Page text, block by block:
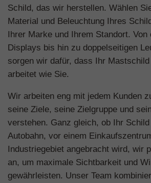
Schild, das wir herstellen. Wählen
Material und Beleuchtung Ihres
Ihrer Marke und Ihrem Standort. Von
Displays bis hin zu doppelseitigen
sorgen wir dafür, dass Ihr
arbeitet wie Sie.
Wir arbeiten eng mit jedem Kunden
seine Ziele, seine Zielgruppe und
verstehen. Ganz gleich, ob Ihr
Autobahn, vor einem
Industriegebiet angebracht wird, wir
an, um maximale Sichtbarkeit und
gewährleisten. Unser Team